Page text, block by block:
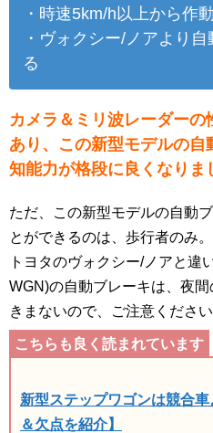
・時速5km/h以上から作動
・ヴォクシー/ノアより
る
カメラ＆ミリ波レーダーの
あり、この新型モデルの
知能力が格段に良くなりま
ただ、この新型モデルの自動
とができるのは、歩行者のみ。
トヨタのヴォクシー/ノアと違
WGN)の自動ブレーキは、夜
きまないので、ご注意ください
新型ステップワゴンは競合
＆欠点を紹介】